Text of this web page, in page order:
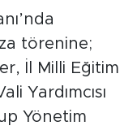
törenine;
İl Milli Eğitim
Yardımcısı
Yönetim